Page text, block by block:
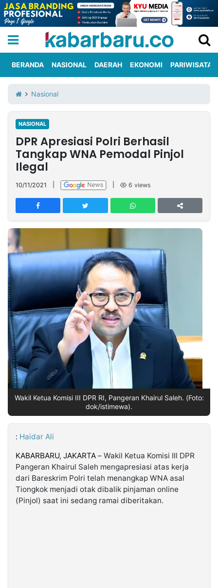
Iklan
Berita
Kami
Nasional
International
Olahraga
Entertainment
Daerah
Pariwisata
Kuliner
Kolom
Network
PT
TREETAN
INDONESIA
Partner
Insight
NTB
Suara
Time
Lens
IDN
Daily
Jogja
Jalan
Rakyat
Idealita
News
Kita
Notice
Dinamikapost.com
Radar
Baru
Seedbacklink
Follow
Kabarbaru
Kabarbaru.co
2026
BERANDA NASIONAL DAERAH EKONOMI PARIWISATA
Nasional
NASIONAL
DPR Apresiasi Polri Berhasil
Tangkap WNA Pemodal Pinjol
Ilegal
10/11/2021 6 views
Wakil Ketua Komisi III DPR RI, Pangeran Khairul Saleh. (Foto:
dok/istimewa).
: Haidar Ali
KABARBARU, JAKARTA – Wakil Ketua Komisi III DPR
Pangeran Khairul Saleh mengapresiasi atas kerja
dari Bareskrim Polri telah menangkap WNA asal
Tiongkok menjadi otak dibalik pinjaman online
(Pinjol) saat ini sedang ramai diberitakan.